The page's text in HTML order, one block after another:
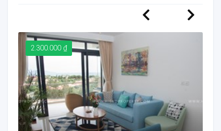
2.300.000 ₫